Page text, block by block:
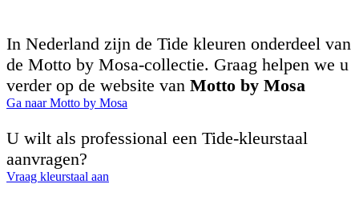
In Nederland zijn de Tide kleuren onderdeel van
de Motto by Mosa-collectie. Graag helpen we u
verder op de website van Motto by Mosa
Ga naar Motto by Mosa
U wilt als professional een Tide-kleurstaal
aanvragen?
Vraag kleurstaal aan